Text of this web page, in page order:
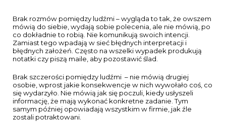
Brak rozmów pomiędzy ludźmi – wygląda to tak, że owszem
mówią do siebie, wydają sobie polecenia, ale nie mówią, po
co dokładnie to robią. Nie komunikują swoich intencji.
Zamiast tego wpadają w sieć błędnych interpretacji i
błędnych założeń. Często na wszelki wypadek produkują
notatki czy piszą maile, aby pozostawić ślad.
Brak szczerości pomiędzy ludźmi – nie mówią drugiej
osobie, wprost jakie konsekwencje w nich wywołało coś, co
się wydarzyło. Nie mówią jak się poczuli, kiedy usłyszeli
informację, że mają wykonać konkretne zadanie. Tym
samym później opowiadają wszystkim w firmie, jak źle
zostali potraktowani.